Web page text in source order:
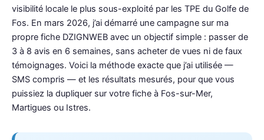
visibilité locale le plus sous-exploité par les TPE du Golfe de
Fos. En mars 2026, j’ai démarré une campagne sur ma
propre fiche DZIGNWEB avec un objectif simple : passer de
3 à 8 avis en 6 semaines, sans acheter de vues ni de faux
témoignages. Voici la méthode exacte que j’ai utilisée —
SMS compris — et les résultats mesurés, pour que vous
puissiez la dupliquer sur votre fiche à Fos-sur-Mer,
Martigues ou Istres.